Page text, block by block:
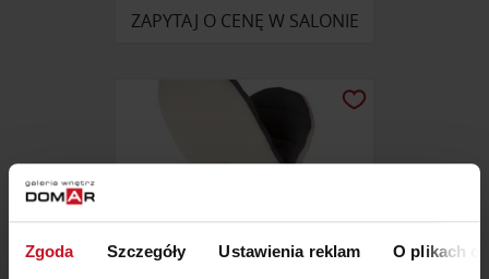
Zgoda Szczegóły Ustawienia reklam O plikach
ZAPYTAJ O CENĘ W SALONIE